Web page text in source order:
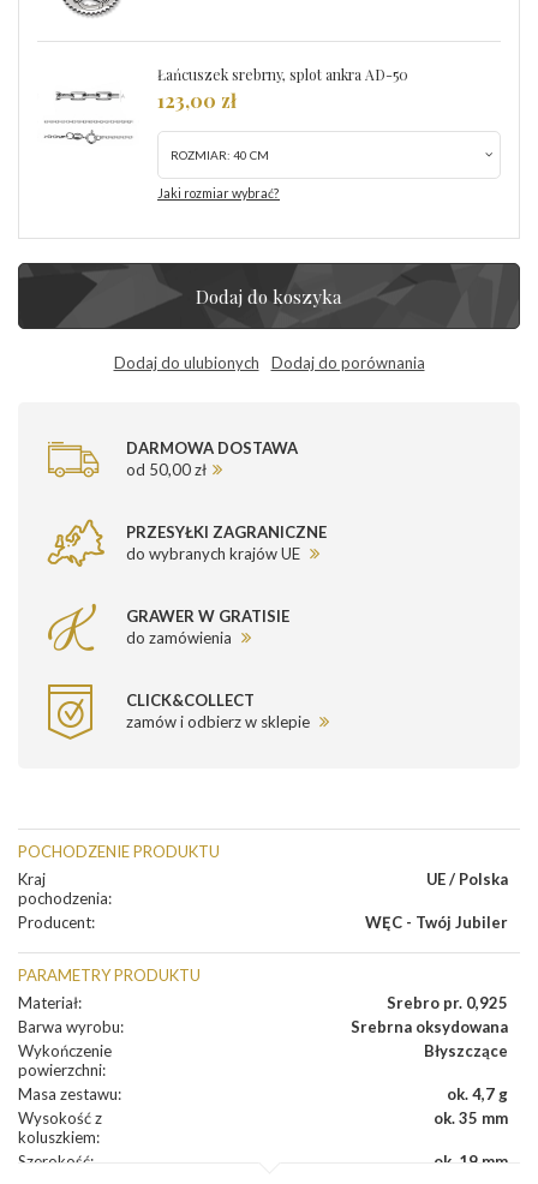
Łańcuszek srebrny, splot ankra AD-50
123,00 zł
ROZMIAR: 40 CM
Jaki rozmiar wybrać?
Dodaj do koszyka
Dodaj do ulubionych Dodaj do porównania
DARMOWA DOSTAWA
od 50,00 zł
PRZESYŁKI ZAGRANICZNE
do wybranych krajów UE
GRAWER W GRATISIE
do zamówienia
CLICK&COLLECT
zamów i odbierz w sklepie
POCHODZENIE PRODUKTU
Kraj
pochodzenia:
UE / Polska
Producent: WĘC - Twój Jubiler
PARAMETRY PRODUKTU
Materiał:
Srebro pr. 0,925
Barwa wyrobu:
Srebrna oksydowana
Wykończenie
powierzchni:
Błyszczące
Masa zestawu:
ok. 4,7 g
Wysokość z
koluszkiem:
ok. 35 mm
Szerokość:
ok. 19 mm